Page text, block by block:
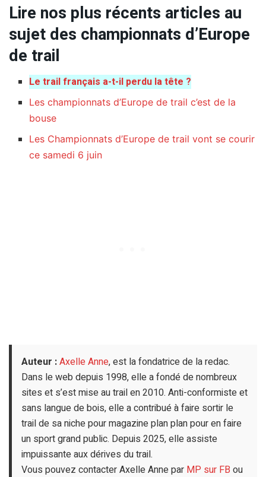
Lire nos plus récents articles au
sujet des championnats d’Europe
de trail
Le trail français a-t-il perdu la tête ?
Les championnats d’Europe de trail c’est de la
bouse
Les Championnats d’Europe de trail vont se courir
ce samedi 6 juin
Auteur :Axelle Anne, est la fondatrice de la redac.
Dans le web depuis 1998, elle a fondé de nombreux
sites et s’est mise au trail en 2010. Anti-conformiste et
sans langue de bois, elle a contribué à faire sortir le
trail de sa niche pour magazine plan plan pour en faire
un sport grand public. Depuis 2025, elle assiste
impuissante aux dérives du trail.
Vous pouvez contacter Axelle Anne par MP sur FB ou